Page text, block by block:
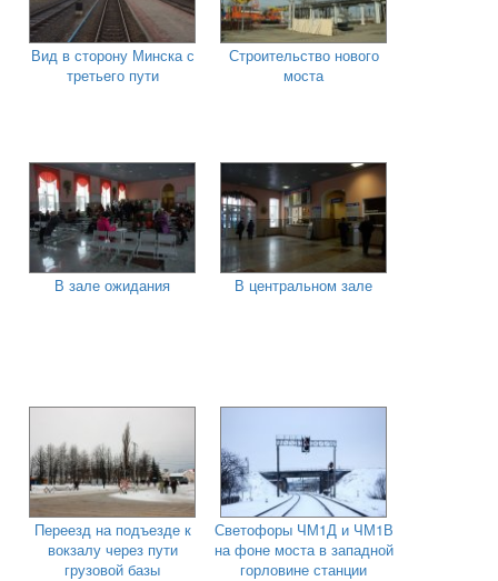
Вид в сторону Минска с
третьего пути
Строительство нового
моста
В зале ожидания В центральном зале
Переезд на подъезде к
вокзалу через пути
грузовой базы
Светофоры ЧМ1Д и ЧМ1В
на фоне моста в западной
горловине станции